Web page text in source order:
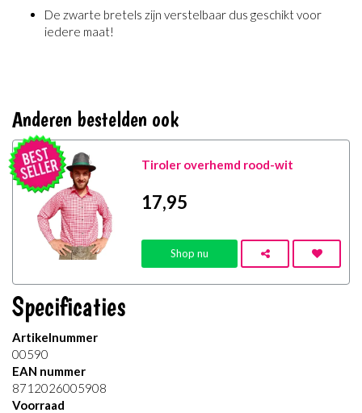
De zwarte bretels zijn verstelbaar dus geschikt voor
iedere maat!
Anderen bestelden ook
Tiroler overhemd rood-wit
17,95
Shop nu
Specificaties
Artikelnummer
00590
EAN nummer
8712026005908
Voorraad